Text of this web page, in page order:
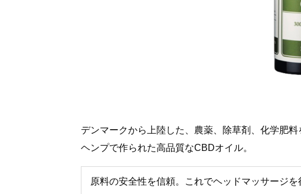
デンマークから上陸した、農薬、除草剤、化学肥
ヘンプで作られた高品質なCBDオイル。
原料の安全性を信頼。これでヘッドマッサージ